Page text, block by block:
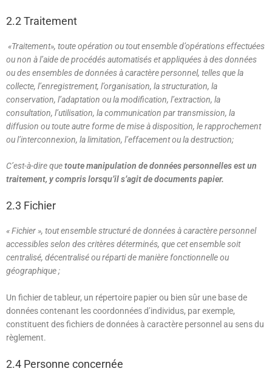
2.2 Traitement
«Traitement», toute opération ou tout ensemble d’opérations effectuées
ou non à l’aide de procédés automatisés et appliquées à des données
ou des ensembles de données à caractère personnel, telles que la
collecte, l’enregistrement, l’organisation, la structuration, la
conservation, l’adaptation ou la modification, l’extraction, la
consultation, l’utilisation, la communication par transmission, la
diffusion ou toute autre forme de mise à disposition, le rapprochement
ou l’interconnexion, la limitation, l’effacement ou la destruction;
C’est-à-dire quetoute manipulation de données personnelles est un
traitement, y compris lorsqu’il s’agit de documents papier.
2.3 Fichier
« Fichier », tout ensemble structuré de données à caractère personnel
accessibles selon des critères déterminés, que cet ensemble soit
centralisé, décentralisé ou réparti de manière fonctionnelle ou
géographique ;
Un fichier de tableur, un répertoire papier ou bien sûr une base de
données contenant les coordonnées d’individus, par exemple,
constituent des fichiers de données à caractère personnel au sens du
règlement.
2.4 Personne concernée